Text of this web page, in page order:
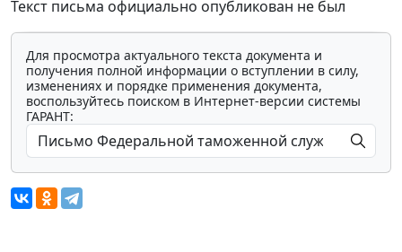
Текст письма официально опубликован не был
Для просмотра актуального текста документа и
получения полной информации о вступлении в силу,
изменениях и порядке применения документа,
воспользуйтесь поиском в Интернет-версии системы
ГАРАНТ: